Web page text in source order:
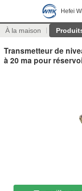
Hefei
À la maison
Transmetteur de
à 20 ma pour